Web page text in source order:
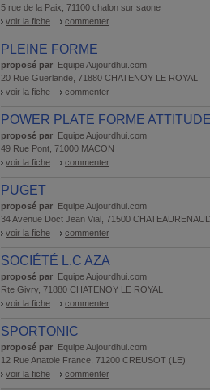
5 rue de la Paix, 71100 chalon sur saone
voir la fiche
commenter
PLEINE FORME
proposé par Equipe Aujourdhui.com
20 Rue Guerlande, 71880 CHATENOY LE ROYAL
voir la fiche
commenter
POWER PLATE FORME
proposé par Equipe Aujourdhui.com
49 Rue Pont, 71000 MACON
voir la fiche
commenter
PUGET
proposé par Equipe Aujourdhui.com
34 Avenue Doct Jean Vial, 71500
voir la fiche
commenter
SOCIÉTÉ L.C AZA
proposé par Equipe Aujourdhui.com
Rte Givry, 71880 CHATENOY LE ROYAL
voir la fiche
commenter
SPORTONIC
proposé par Equipe Aujourdhui.com
12 Rue Anatole France, 71200 CREUSOT (LE)
voir la fiche
commenter